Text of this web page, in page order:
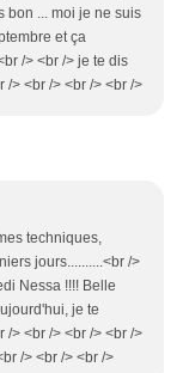
bon ... moi je ne suis
et ça
/> <br /> je te dis
> <br /> <br /> <br />
techniques,
jours..........<br />
Nessa !!!! Belle
je te
/> <br /> <br /> <br />
/> <br /> <br />